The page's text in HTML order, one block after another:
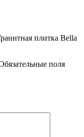
плитка Bella
поля